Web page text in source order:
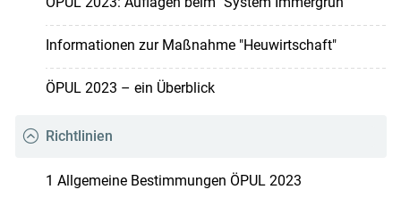
Informationen zur Maßnahme "Heuwirtschaft"
ÖPUL 2023 – ein Überblick
Richtlinien
1 Allgemeine Bestimmungen ÖPUL 2023